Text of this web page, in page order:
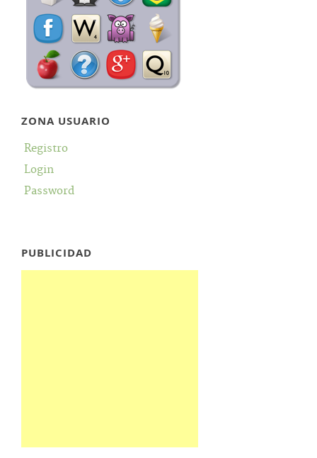
ZONA USUARIO
Registro
Login
Password
PUBLICIDAD